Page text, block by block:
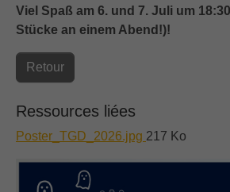
Viel Spaß am 6. und 7. Juli um
Stücke an einem Abend!)!
Retour
Ressources liées
Poster_TGD_2026.jpg 217 Ko